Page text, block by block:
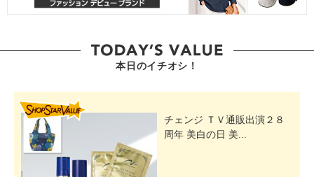
本日のイチオシ！
チェンジ ＴＶ通販出演２８
周年 美白の日 美...